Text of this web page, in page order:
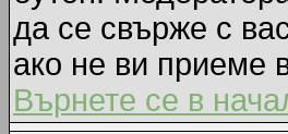
да се свърже с
ако не ви приеме
Върнете се в